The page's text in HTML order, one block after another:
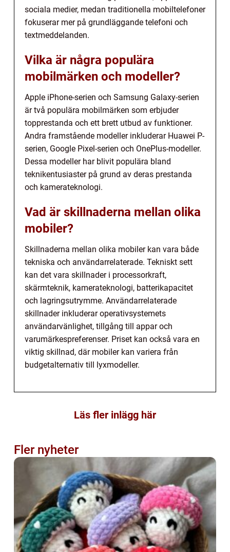
sociala medier, medan traditionella mobiltelefoner
fokuserar mer på grundläggande telefoni och
textmeddelanden.
Vilka är några populära
mobilmärken och modeller?
Apple iPhone-serien och Samsung Galaxy-serien
är två populära mobilmärken som erbjuder
topprestanda och ett brett utbud av funktioner.
Andra framstående modeller inkluderar Huawei P-
serien, Google Pixel-serien och OnePlus-modeller.
Dessa modeller har blivit populära bland
teknikentusiaster på grund av deras prestanda
och kamerateknologi.
Vad är skillnaderna mellan olika
mobiler?
Skillnaderna mellan olika mobiler kan vara både
tekniska och användarrelaterade. Tekniskt sett
kan det vara skillnader i processorkraft,
skärmteknik, kamerateknologi, batterikapacitet
och lagringsutrymme. Användarrelaterade
skillnader inkluderar operativsystemets
användarvänlighet, tillgång till appar och
varumärkespreferenser. Priset kan också vara en
viktig skillnad, där mobiler kan variera från
budgetalternativ till lyxmodeller.
Läs fler inlägg här
Fler nyheter